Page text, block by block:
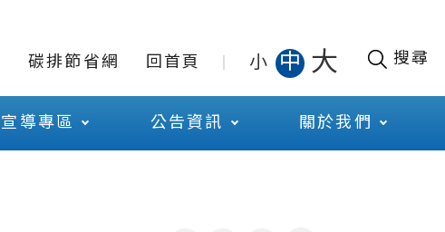
碳排節省網 回首頁 小 中 大 搜尋
宣導專區 公告資訊 關於我們